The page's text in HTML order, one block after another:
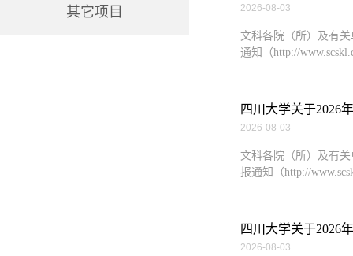
其它项目 2026-08-03
文科各院（所）及有
通知（http://
四川大学关于2026
2026-08-03
文科各院（所）及有
报通知（http://
四川大学关于2026
2026-08-03